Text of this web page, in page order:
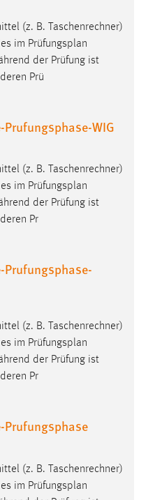
(z. B. Taschenrechner)
im Prüfungsplan
der Prüfung ist
Prü
WIG
(z. B. Taschenrechner)
im Prüfungsplan
der Prüfung ist
Pr
(z. B. Taschenrechner)
im Prüfungsplan
der Prüfung ist
Pr
(z. B. Taschenrechner)
im Prüfungsplan
nutzen zu können.
style-
sich an der Website
anonym.
zu verstehen, wie